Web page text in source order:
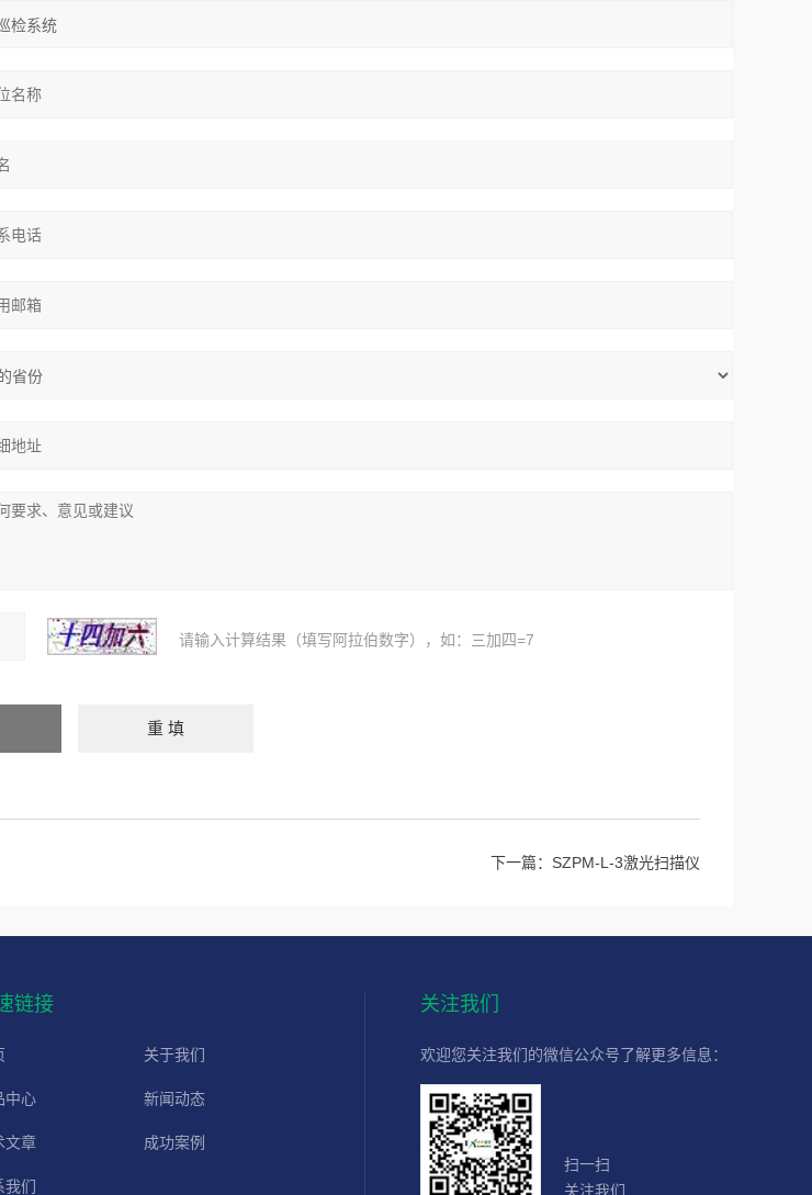
请输入计算结果（填写阿拉伯数字），如：三加四=7
下一篇： SZPM-L-3激光扫描仪
链接
关于我们
中心 新闻动态
文章 成功案例
我们
关注我们
欢迎您关注我们的微信公众号了解更多信息：
扫一扫
关注我们